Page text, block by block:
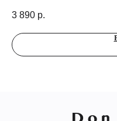
3 890 р.